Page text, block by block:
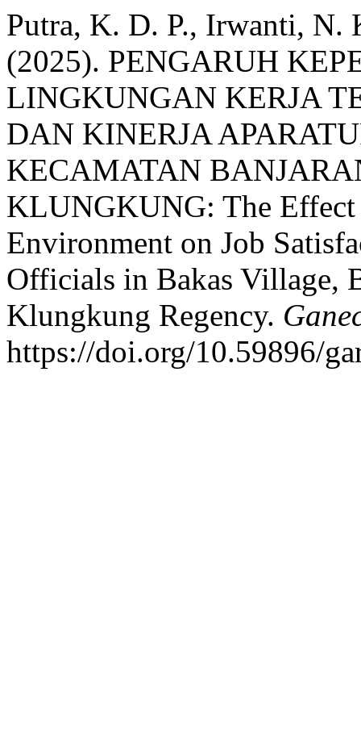
Putra, K. D. P., Irwanti,
(2025). PENGARUH
LINGKUNGAN KERJA
DAN KINERJA
KECAMATAN
KLUNGKUNG: The Effect
Environment on Job
Officials in Bakas Village,
Klungkung Regency.
https://doi.org/10.59896/